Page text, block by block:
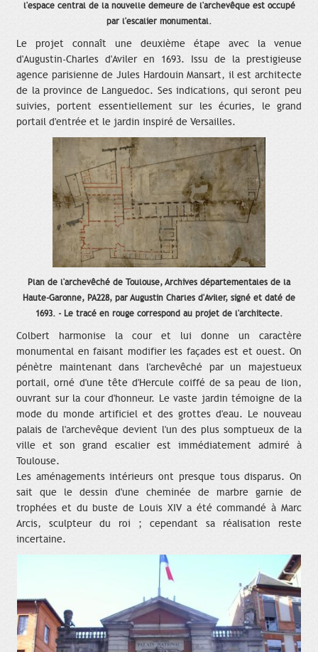
l'espace central de la nouvelle demeure de l'archevêque est occupé
par l'escalier monumental.
Le projet connaît une deuxième étape avec la venue
d'Augustin-Charles d'Aviler en 1693. Issu de la prestigieuse
agence parisienne de Jules Hardouin Mansart, il est architecte
de la province de Languedoc. Ses indications, qui seront peu
suivies, portent essentiellement sur les écuries, le grand
portail d'entrée et le jardin inspiré de Versailles.
Plan de l'archevêché de Toulouse, Archives départementales de la
Haute-Garonne, PA228, par Augustin Charles d'Aviler, signé et daté de
1693. - Le tracé en rouge correspond au projet de l'architecte.
Colbert harmonise la cour et lui donne un caractère
monumental en faisant modifier les façades est et ouest. On
pénètre maintenant dans l'archevêché par un majestueux
portail, orné d'une tête d'Hercule coiffé de sa peau de lion,
ouvrant sur la cour d'honneur. Le vaste jardin témoigne de la
mode du monde artificiel et des grottes d'eau. Le nouveau
palais de l'archevêque devient l'un des plus somptueux de la
ville et son grand escalier est immédiatement admiré à
Toulouse.
Les aménagements intérieurs ont presque tous disparus. On
sait que le dessin d'une cheminée de marbre garnie de
trophées et du buste de Louis XIV a été commandé à Marc
Arcis, sculpteur du roi ; cependant sa réalisation reste
incertaine.